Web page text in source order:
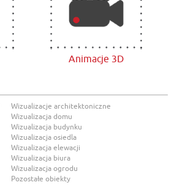
Animacje 3D
Wizualizacje architektoniczne
Wizualizacja domu
Wizualizacja budynku
Wizualizacja osiedla
Wizualizacja elewacji
Wizualizacja biura
Wizualizacja ogrodu
Pozostałe obiekty